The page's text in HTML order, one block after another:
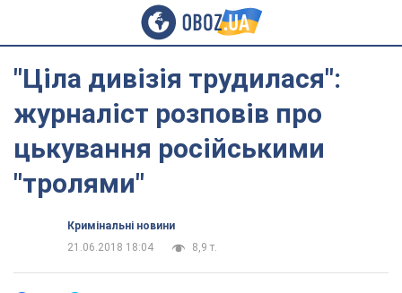
"Ціла дивізія трудилася":
журналіст розповів про
цькування російськими
"тролями"
Кримінальні новини
21.06.2018 18:04
8,9 т.